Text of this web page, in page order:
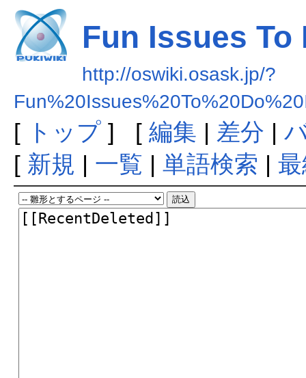
Fun Issues
http://oswiki.osask.jp/?
[ トップ] [ 編集 | 差分 |
[ 新規 | 一覧 | 単語検索 |